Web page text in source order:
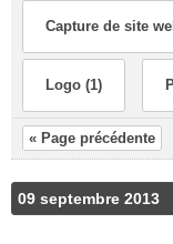
Capture de site
Logo (1)
« Page précédente
09 septembre 2013